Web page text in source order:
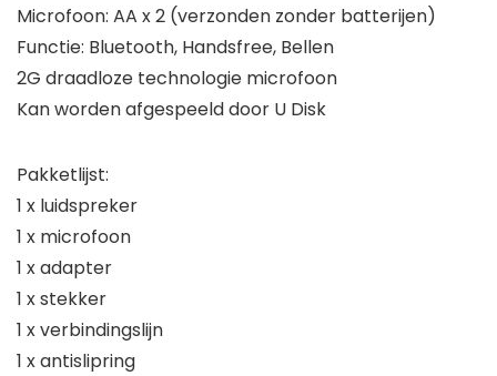
Microfoon: AA x 2 (verzonden zonder batterijen)
Functie: Bluetooth, Handsfree, Bellen
2G draadloze technologie microfoon
Kan worden afgespeeld door U Disk
Pakketlijst:
1 x luidspreker
1 x microfoon
1 x adapter
1 x stekker
1 x verbindingslijn
1 x antislipring